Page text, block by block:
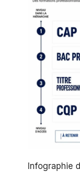
Infographie